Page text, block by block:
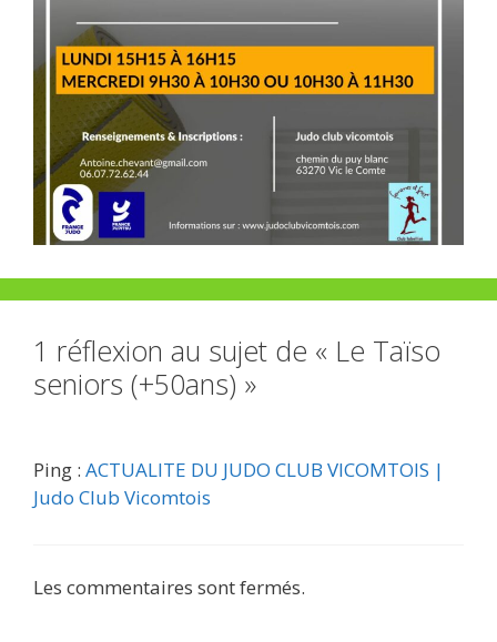
1 réflexion au sujet de « Le Taïso
seniors (+50ans) »
Ping : ACTUALITE DU JUDO CLUB VICOMTOIS |
Judo Club Vicomtois
Les commentaires sont fermés.